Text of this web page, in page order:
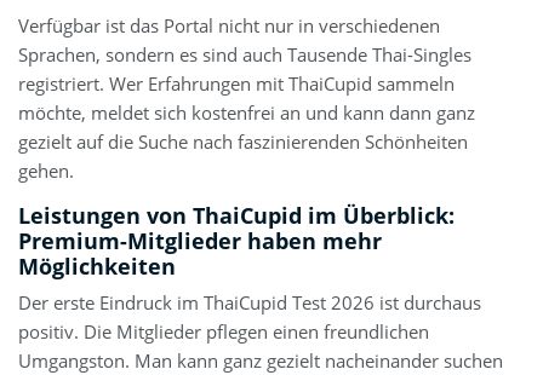
Verfügbar ist das Portal nicht nur in verschiedenen
Sprachen, sondern es sind auch Tausende Thai-Singles
registriert. Wer Erfahrungen mit ThaiCupid sammeln
möchte, meldet sich kostenfrei an und kann dann ganz
gezielt auf die Suche nach faszinierenden Schönheiten
gehen.
Leistungen von ThaiCupid im Überblick:
Premium-Mitglieder haben mehr
Möglichkeiten
Der erste Eindruck im ThaiCupid Test 2026 ist durchaus
positiv. Die Mitglieder pflegen einen freundlichen
Umgangston. Man kann ganz gezielt nacheinander suchen